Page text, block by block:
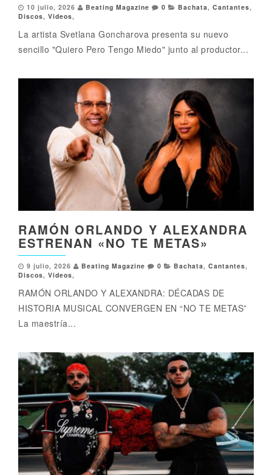
10 julio, 2026 Beating Magazine 0 Bachata, Cantantes,
Discos, Videos,
La artista Svetlana Goncharova presenta su nuevo
sencillo "Quiero Pero Tengo Miedo" junto al productor...
RAMÓN ORLANDO Y ALEXANDRA
ESTRENAN «NO TE METAS»
9 julio, 2026 Beating Magazine 0 Bachata, Cantantes,
Discos, Videos,
RAMÓN ORLANDO Y ALEXANDRA: DÉCADAS DE
HISTORIA MUSICAL CONVERGEN EN “NO TE METAS”
La maestría...